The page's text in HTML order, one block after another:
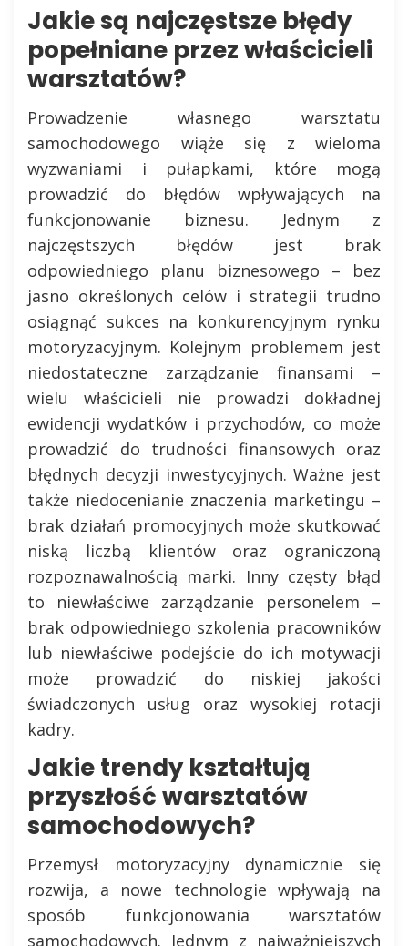
Jakie są najczęstsze błędy
popełniane przez właścicieli
warsztatów?
Prowadzenie własnego warsztatu
samochodowego wiąże się z wieloma
wyzwaniami i pułapkami, które mogą
prowadzić do błędów wpływających na
funkcjonowanie biznesu. Jednym z
najczęstszych błędów jest brak
odpowiedniego planu biznesowego – bez
jasno określonych celów i strategii trudno
osiągnąć sukces na konkurencyjnym rynku
motoryzacyjnym. Kolejnym problemem jest
niedostateczne zarządzanie finansami –
wielu właścicieli nie prowadzi dokładnej
ewidencji wydatków i przychodów, co może
prowadzić do trudności finansowych oraz
błędnych decyzji inwestycyjnych. Ważne jest
także niedocenianie znaczenia marketingu –
brak działań promocyjnych może skutkować
niską liczbą klientów oraz ograniczoną
rozpoznawalnością marki. Inny częsty błąd
to niewłaściwe zarządzanie personelem –
brak odpowiedniego szkolenia pracowników
lub niewłaściwe podejście do ich motywacji
może prowadzić do niskiej jakości
świadczonych usług oraz wysokiej rotacji
kadry.
Jakie trendy kształtują
przyszłość warsztatów
samochodowych?
Przemysł motoryzacyjny dynamicznie się
rozwija, a nowe technologie wpływają na
sposób funkcjonowania warsztatów
samochodowych. Jednym z najważniejszych